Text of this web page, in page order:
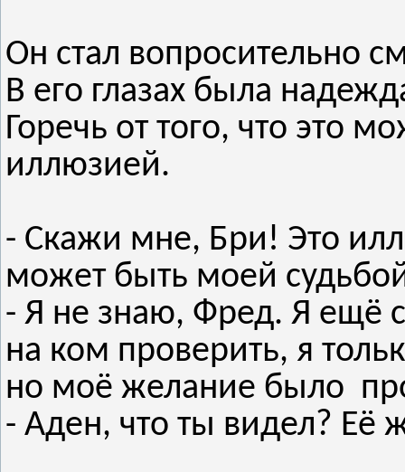
Он стал вопросительно
В его глазах была
Горечь от того, что это
иллюзией.
- Скажи мне, Бри! Это
может быть моей
- Я не знаю, Фред. Я ещё
на ком проверить, я
но моё желание было
- Аден, что ты видел? Её